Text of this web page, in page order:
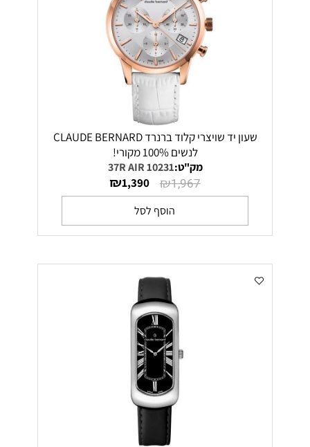
שעון יד שויצרי קלוד ברנרד CLAUDE BERNARD
לנשים 100% מקורי!
מק"ט:10231 37R AIR
₪1,967
₪1,390
הוסף לסל